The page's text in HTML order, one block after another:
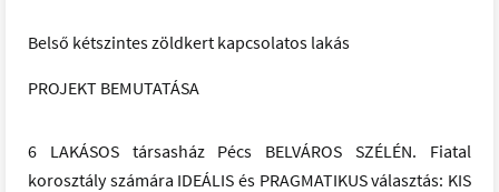
Belső kétszintes zöldkert kapcsolatos lakás
PROJEKT BEMUTATÁSA
6 LAKÁSOS társasház Pécs BELVÁROS SZÉLÉN. Fiatal
korosztály számára IDEÁLIS és PRAGMATIKUS választás: KIS